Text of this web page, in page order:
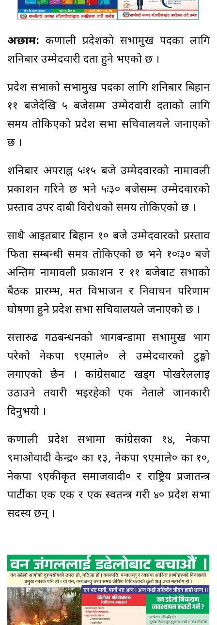
अछाम: कर्णाली प्रदेशको सभामुख पदका लागि
शनिबार उम्मेदवारी दर्ता हुने भएको छ ।
प्रदेश सभाको सभामुख पदका लागि शनिबार बिहान
११ बजेदेखि ५ बजेसम्म उम्मेदवारी दर्ताको लागि
समय तोकिएको प्रदेश सभा सचिवालयले जनाएको
छ ।
शनिबार अपराह्न ५ः१५ बजे उम्मेदवारको नामावली
प्रकाशन गरिने छ भने ५ः३० बजेसम्म उम्मेदवारको
प्रस्ताव उपर दाबी विरोधको समय तोकिएको छ ।
साथै आइतबार बिहान १० बजे उम्मेदवारको प्रस्ताव
फिर्ता सम्बन्धी समय तोकिएको छ भने १०ः३० बजे
अन्तिम नामावली प्रकाशन र ११ बजेबाट सभाको
बैठक प्रारम्भ, मत विभाजन र निर्वाचन परिणाम
घोषणा हुने प्रदेश सभा सचिवालयले जनाएको छ ।
सत्तारुढ गठबन्धनको भागबन्डामा सभामुख भाग
परेको नेकपा ९एमाले० ले उम्मेदवारको टुङ्गो
लगाएको छैन । कांग्रेसबाट खड्ग पोखरेललाई
उठाउने तयारी भइरहेको एक नेताले जानकारी
दिनुभयो ।
कर्णाली प्रदेश सभामा कांग्रेसका १४, नेकपा
९माओवादी केन्द्र० का १३, नेकपा ९एमाले० का १०,
नेकपा ९एकीकृत समाजवादी० र राष्ट्रिय प्रजातन्त्र
पार्टीका एक एक र एक स्वतन्त्र गरी ४० प्रदेश सभा
सदस्य छन् ।